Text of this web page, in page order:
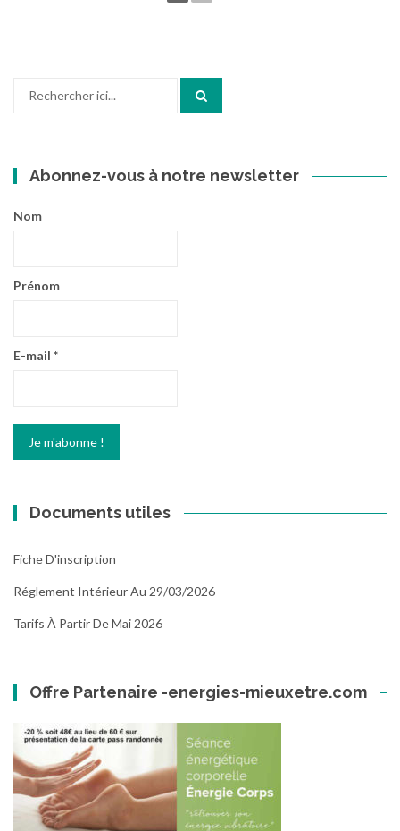
Abonnez-vous à notre newsletter
Nom
Prénom
E-mail *
Documents utiles
Fiche D'inscription
Réglement Intérieur Au 29/03/2026
Tarifs À Partir De Mai 2026
Offre Partenaire -energies-mieuxetre.com